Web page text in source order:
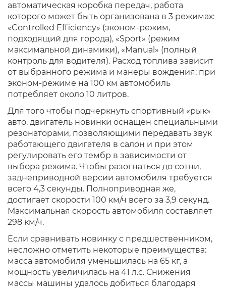
автоматическая коробка передач, работа
которого может быть организована в 3 режимах:
«Controlled Efficiency» (эконом-режим,
подходящий для города), «Sport» (режим
максимальной динамики), «Manual» (полный
контроль для водителя). Расход топлива зависит
от выбранного режима и манеры вождения: при
эконом-режиме на 100 км автомобиль
потребляет около 10 литров.
Для того чтобы подчеркнуть спортивный «рык»
авто, двигатель новинки оснащен специальными
резонаторами, позволяющими передавать звук
работающего двигателя в салон и при этом
регулировать его тембр в зависимости от
выбора режима. Чтобы разогнаться до сотни,
заднеприводной версии автомобиля требуется
всего 4,3 секунды. Полноприводная же,
достигает скорости 100 км/ч всего за 3,9 секунд.
Максимальная скорость автомобиля составляет
298 км/ч.
Если сравнивать новинку с предшественником,
несложно отметить некоторые преимущества:
масса автомобиля уменьшилась на 65 кг, а
мощность увеличилась на 41 л.с. Снижения
массы машины удалось добиться благодаря